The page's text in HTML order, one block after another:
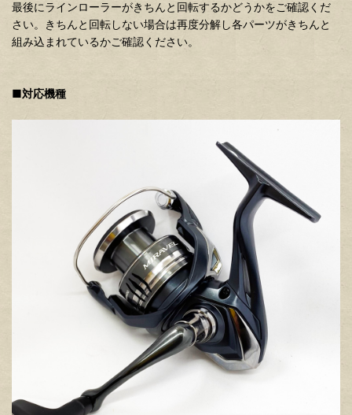
最後にラインローラーがきちんと回転するかどうかをご確認くだ
さい。きちんと回転しない場合は再度分解し各パーツがきちんと
組み込まれているかご確認ください。
■対応機種